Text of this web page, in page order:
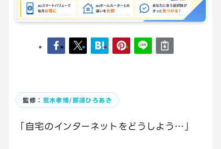
監修： 荒木孝博/那須ひろあき
「自宅のインターネットをどうしよう…」